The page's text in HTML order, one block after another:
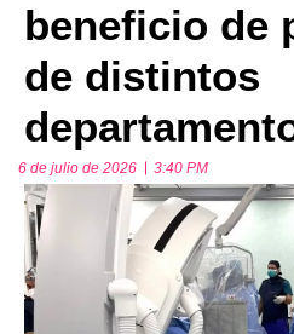
beneficio de
de distintos
6 de julio de 2026 3:40 PM